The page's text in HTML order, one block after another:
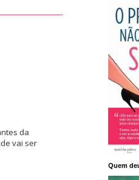
da
vai ser
Quem